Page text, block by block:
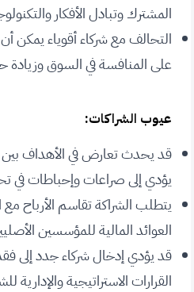
المشترك وتبادل الأفكار
التحالف مع شركاء أقوياء يمكن
على المنافسة في السوق وزيادة
عيوب الشراكات:
قد يحدث تعارض في الأهداف بين
يؤدي إلى صراعات وإحباطات في
يتطلب الشراكة تقاسم الأرباح
العوائد المالية للمؤسسين
قد يؤدي إدخال شركاء جدد إلى
القرارات الاستراتيجية والإدارية